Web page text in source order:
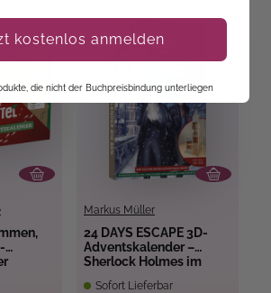
Markus Müller
24 DAYS ESCAPE 3D-
Adventskalender –
Sherlock Holmes im
Sofort Lieferbar
kostenlos anmelden
die nicht der Buchpreisbindung unterliegen